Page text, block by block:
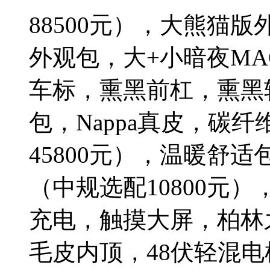
88500元），大熊猫版
外观包，大+小暗夜
车标，熏黑前杠，熏
包，Nappa真皮，碳纤
45800元），温暖舒适
（中规选配10800元
充电，触摸大屏，柏
毛皮内顶，48伏轻混